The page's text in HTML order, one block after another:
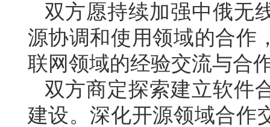
双方愿持续加强中俄无
源协调和使用领域的合作
联网领域的经验交流与合
双方商定探索建立软件
建设。深化开源领域合作